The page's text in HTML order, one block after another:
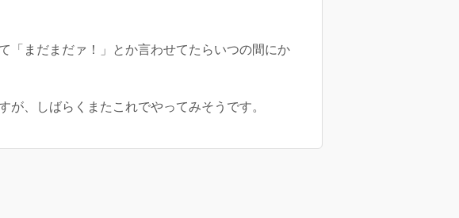
「まだまだァ！」とか言わせてたらいつの間にか
が、しばらくまたこれでやってみそうです。